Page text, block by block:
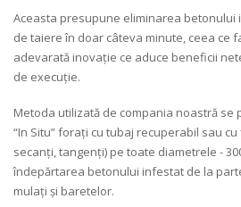
Aceasta presupune eliminarea
de taiere în doar câteva minute, ceea ce
adevarată inovație ce aduce beneficii
de execuție.
Metoda utilizată de compania noastră se
“In Situ” forați cu tubaj recuperabil sau
secanți, tangenți) pe toate diametrele -
îndepărtarea betonului infestat de la
mulați și baretelor.